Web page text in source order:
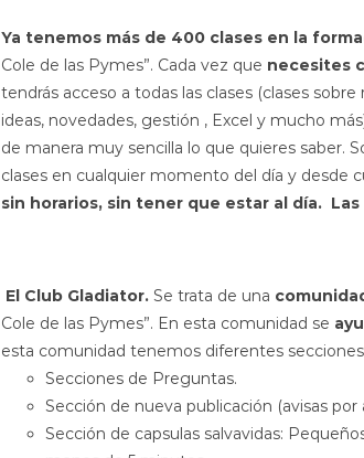
Ya tenemos más de 400 clases en la
Cole de las Pymes”. Cada vez que necesites
tendrás acceso a todas las clases (clases
ideas, novedades, gestión , Excel y mucho
de manera muy sencilla lo que quieres saber.
clases en cualquier momento del día y desde
sin horarios, sin tener que estar al día.
El Club Gladiator. Se trata de una
Cole de las Pymes”. En esta comunidad se
esta comunidad tenemos diferentes
Secciones de Preguntas.
Sección de nueva publicación (avisas
Sección de capsulas salvavidas: